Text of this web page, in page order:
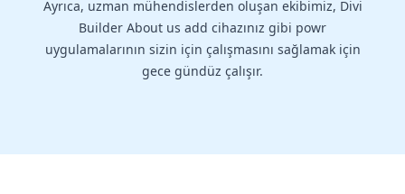
Ayrıca, uzman mühendislerden oluşan ekibimiz, Divi
Builder About us add cihazınız gibi powr
uygulamalarının sizin için çalışmasını sağlamak için
gece gündüz çalışır.